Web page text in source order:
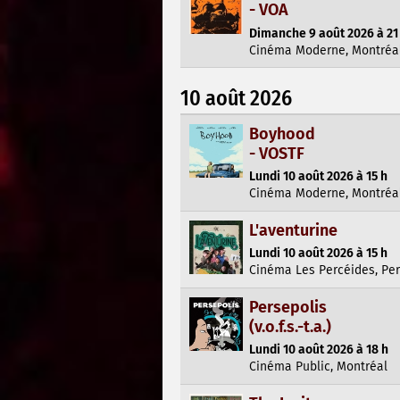
- VOA
Dimanche 9 août 2026 à
Cinéma Moderne,
10 août 2026
Boyhood
- VOSTF
Lundi 10 août 2026 à 15 h
Cinéma Moderne,
L'aventurine
Lundi 10 août 2026 à 15 h
Cinéma Les Percéides,
Persepolis
(v.o.f.s.-t.a.)
Lundi 10 août 2026 à 18 h
Cinéma Public, Montréal